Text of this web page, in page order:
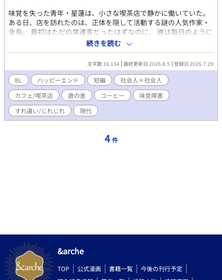
味覚を失った青年・星蓮は、小さな喫茶店で静かに働いていた。
ある日、店を訪れたのは、正体を隠して活動する謎の人気作家・
金烏。 最初はただの常連客だったはずなのに、 彼は毎日のように
店へ通い、少しずつ星蓮との距離を縮めていく。 どうして僕なん
だろう。 味も、恋も知らない僕に向けられる、まっすぐすぎる想
い。 けれど金烏には、誰にも明かせない秘密があった──。 これ
は、恋の味を知らない青年と、 謎の人気作家が紡ぐ、甘くて少し
切ないラブストーリー。
続きを読む
文字数 16,134 最終更新日 2026.8.5 登録日 2026.7.29
BL ハッピーエンド 短編
社会人×社会人
カフェ/喫茶店
歳の差 コーヒー
味覚障害
すれ違い/じれじれ
現代
4 件
&arche
TOP 公式漫画 書籍一覧
今後の刊行予定